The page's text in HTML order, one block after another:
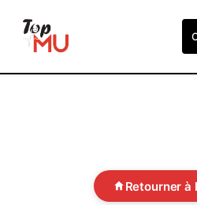
Retourner à